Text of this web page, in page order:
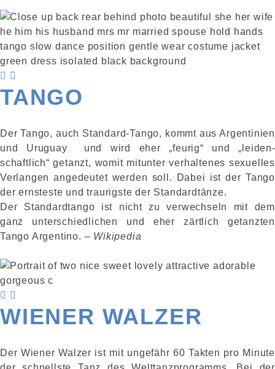
TANGO
Der Tango, auch Standard-Tango, kommt aus Argentinien
und Uruguay und wird eher „feurig“ und „leiden­
schaftlich“ getanzt, womit mitunter verhaltenes sexuelles
Verlangen angedeutet werden soll. Dabei ist der Tango
der ernsteste und traurigste der Standardtänze.
Der Standardtango ist nicht zu ver­wechseln mit dem
ganz unterschied­lichen und eher zärtlich getanzten
Tango Argentino. – Wikipedia
WIENER WALZER
Der Wiener Walzer ist mit ungefähr 60 Takten pro Minute